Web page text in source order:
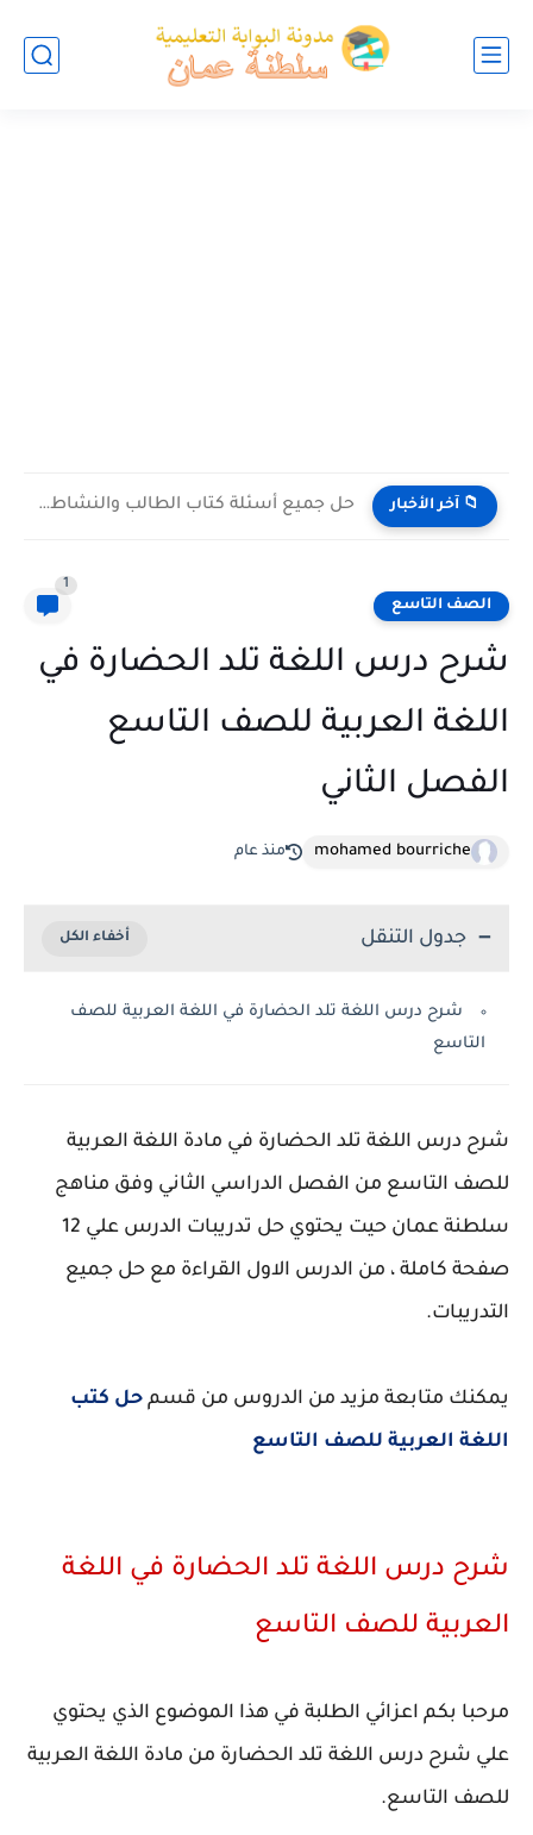
📁 آخر الأخبار حل جميع أسئلة كتاب الطالب والنشاط في الاحياء للصف العاشر...
الصف التاسع
1
شرح درس اللغة تلد الحضارة في
اللغة العربية للصف التاسع
الفصل الثاني
mohamed bourriche منذ عام
جدول التنقل
شرح درس اللغة تلد الحضارة في اللغة العربية للصف
التاسع
شرح درس اللغة تلد الحضارة في مادة اللغة العربية
للصف التاسع من الفصل الدراسي الثاني وفق مناهج
سلطنة عمان حيت يحتوي حل تدريبات الدرس علي 12
صفحة كاملة ، من الدرس الاول القراءة مع حل جميع
التدريبات.
يمكنك متابعة مزيد من الدروس من قسم حل كتب
اللغة العربية للصف التاسع
شرح درس اللغة تلد الحضارة في اللغة
العربية للصف التاسع
مرحبا بكم اعزائي الطلبة في هذا الموضوع الذي يحتوي
علي شرح درس اللغة تلد الحضارة من مادة اللغة العربية
للصف التاسع.